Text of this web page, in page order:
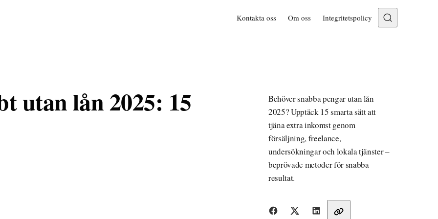
Kontakta oss Om oss Integritetspolicy
utan lån 2025: 15
Behöver snabba pengar utan lån
2025? Upptäck 15 smarta sätt att
tjäna extra inkomst genom
försäljning, freelance,
undersökningar och lokala tjänster –
beprövade metoder för snabba
resultat.
Dela med vänner